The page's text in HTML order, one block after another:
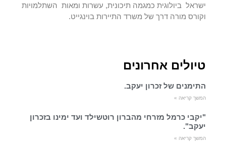
ישראל ביולוגית כמגמה תיכונית, עשרות ומאות השתלמויות
וקורס מורה דרך של משרד התיירות בוינגייט.
טיולים אחרונים
התימנים של זכרון יעקב.
המשך קריאה »
"יקבי כרמל מזרחי מהברון רוטשילד ועד ימינו בזכרון
יעקב".
המשך קריאה »